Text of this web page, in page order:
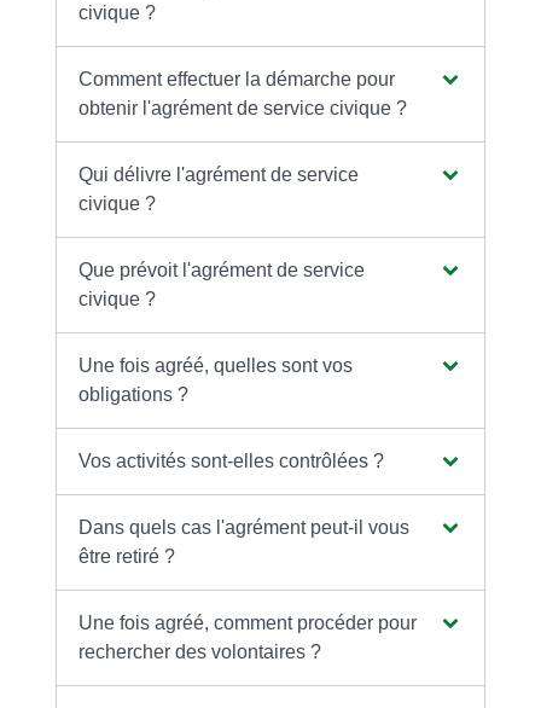
civique ?
Comment effectuer la démarche pour
obtenir l'agrément de service civique ?
Qui délivre l'agrément de service
civique ?
Que prévoit l'agrément de service
civique ?
Une fois agréé, quelles sont vos
obligations ?
Vos activités sont-elles contrôlées ?
Dans quels cas l'agrément peut-il vous
être retiré ?
Une fois agréé, comment procéder pour
rechercher des volontaires ?